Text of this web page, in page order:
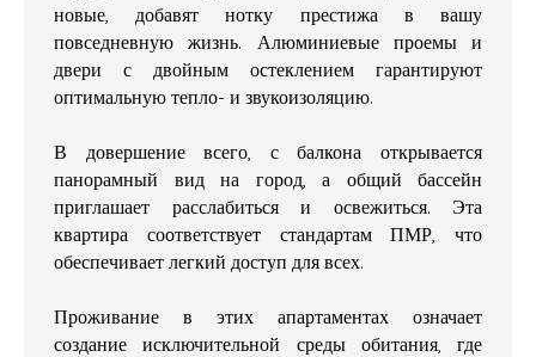
новые, добавят нотку престижа в вашу
повседневную жизнь. Алюминиевые проемы и
двери с двойным остеклением гарантируют
оптимальную тепло- и звукоизоляцию.
В довершение всего, с балкона открывается
панорамный вид на город, а общий бассейн
приглашает расслабиться и освежиться. Эта
квартира соответствует стандартам ПМР, что
обеспечивает легкий доступ для всех.
Проживание в этих апартаментах означает
создание исключительной среды обитания, где